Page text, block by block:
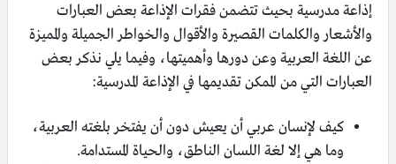
إذاعة مدرسية بحيث تتضمن فقرات الإذاعة بعض العبارات
والأشعار والكلمات القصيرة والأقوال والخواطر الجميلة والمميزة
عن اللغة العربية وعن دورها وأهميتها، وفيما يلي نذكر بعض
العبارات التي من الممكن تقديمها في الإذاعة المدرسية:
كيف لإنسان عربي أن يعيش دون أن يفتخر بلغته العربية،
وما هي إلا لغة اللسان الناطق، والحياة المستدامة.